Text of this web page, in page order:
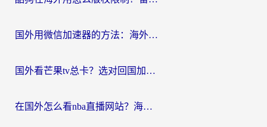
国外用微信加速器的方法：海外党无缝连接国内生活的实用指南
国外看芒果tv总卡？选对回国加速器，轻松追《浪姐》不费劲
在国外怎么看nba直播网站？海外党专属体育观赛指南，告别地区限制！